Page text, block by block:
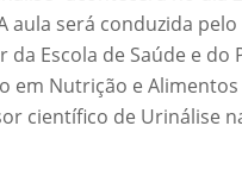
aula será conduzida pelo
da Escola de Saúde e do
em Nutrição e Alimentos
científico de Urinálise